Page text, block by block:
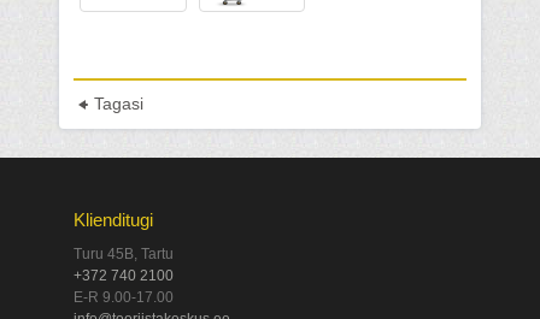
Tagasi
Klienditugi
Turu 45B, Tartu
+372 740 2100
E-R 9.00-17.00